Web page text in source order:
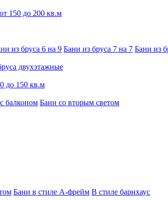
150 до 200 кв.м
из бруса 6 на 9 Бани из бруса 7 на 7 Бани из
двухэтажные
до 150 кв.м
балконом Бани со вторым светом
Бани в стиле А-фрейм В стиле барнхаус